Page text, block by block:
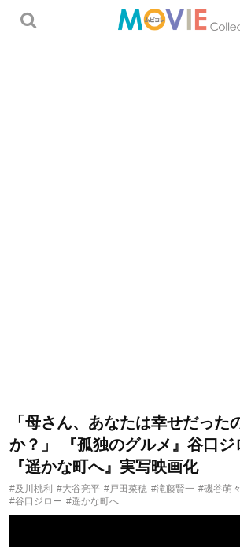
「母さん、あなたは幸せだった
か？」 『孤独のグルメ』谷口ジ
『遥かな町へ』実写映画化
#及川桃利 #大谷亮平 #戸田菜穂 #滝藤賢一 #磯谷萌
#谷口ジロー #遥かな町へ